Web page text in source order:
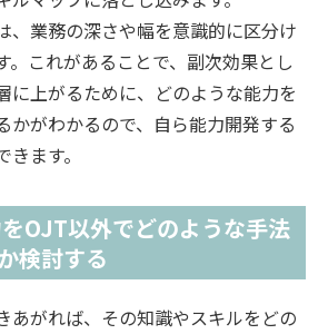
、業務の深さや幅を意識的に区分け
。これがあることで、副次効果とし
に上がるために、どのような能力を
かがわかるので、自ら能力開発する
ます。
OJT以外でどのような手法
検討する
あがれば、その知識やスキルをどの